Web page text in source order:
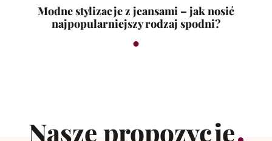
Modne stylizacje z jeansami – jak nosić
najpopularniejszy rodzaj spodni?
Nasze propozycje